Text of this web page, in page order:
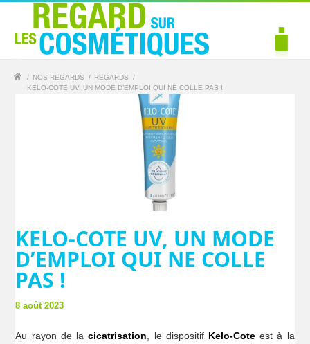
/ NOS REGARDS / REGARDS
/
KELO-COTE UV, UN MODE D’EMPLOI QUI NE COLLE PAS !
KELO-COTE UV, UN MODE
D’EMPLOI QUI NE COLLE
PAS !
8 août 2023
Au rayon de lacicatrisation , le dispositif Kelo-Coteest à la